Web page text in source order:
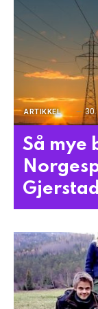
ARTIKKEL
Så mye
Gjerstad